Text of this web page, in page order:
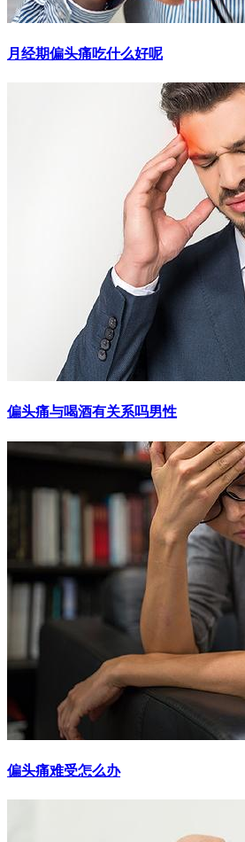
月经期偏头痛吃什么好呢
偏头痛与喝酒有关系吗男性
偏头痛难受怎么办